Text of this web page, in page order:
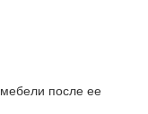
после ее